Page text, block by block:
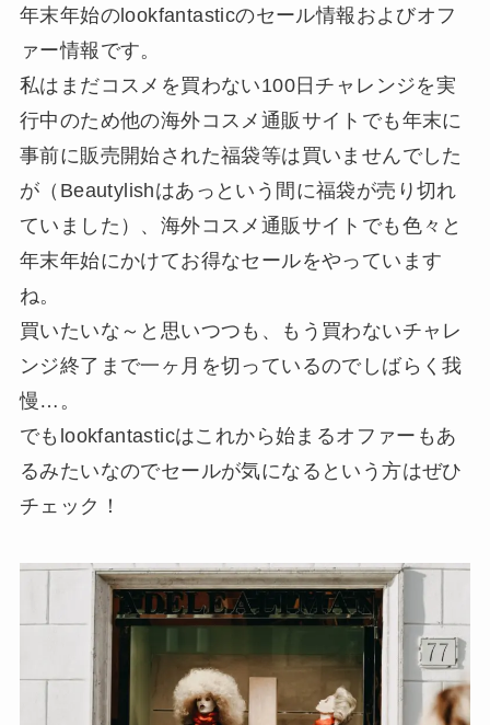
年末年始のlookfantasticのセール情報およびオフ
ァー情報です。
私はまだコスメを買わない100日チャレンジを実
行中のため他の海外コスメ通販サイトでも年末に
事前に販売開始された福袋等は買いませんでした
が（Beautylishはあっという間に福袋が売り切れ
ていました）、海外コスメ通販サイトでも色々と
年末年始にかけてお得なセールをやっています
ね。
買いたいな～と思いつつも、もう買わないチャレ
ンジ終了まで一ヶ月を切っているのでしばらく我
慢…。
でもlookfantasticはこれから始まるオファーもあ
るみたいなのでセールが気になるという方はぜひ
チェック！